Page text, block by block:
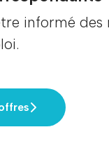
informé des